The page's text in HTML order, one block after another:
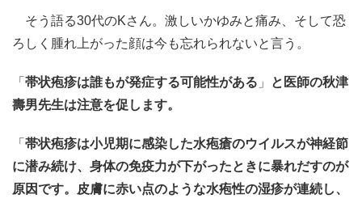
そう語る30代のKさん。激しいかゆみと痛み、そして恐
ろしく腫れ上がった顔は今も忘れられないと言う。
「 帯状疱疹は誰もが発症する可能性がある 」
と医師の秋津
壽男先生は注意を促します。
「 帯状疱疹は小児期に感染した水疱瘡のウイルスが神経節
に潜み続け、身体の免疫力が下がったときに暴れだすのが
原因です。皮膚に赤い点のような水疱性の湿疹が連続し、